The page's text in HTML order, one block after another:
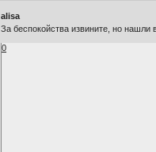
alisa
За беспокойства извините, но нашли
0